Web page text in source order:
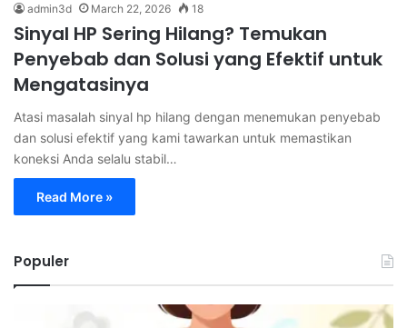
admin3d March 22, 2026 18
Sinyal HP Sering Hilang? Temukan
Penyebab dan Solusi yang Efektif untuk
Mengatasinya
Atasi masalah sinyal hp hilang dengan menemukan penyebab
dan solusi efektif yang kami tawarkan untuk memastikan
koneksi Anda selalu stabil…
Read More »
Populer